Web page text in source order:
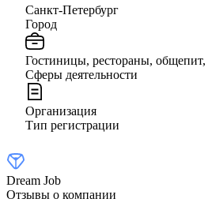
Санкт-Петербург
Город
Гостиницы, рестораны, общепит,
Сферы деятельности
Организация
Тип регистрации
Dream Job
Отзывы о компании